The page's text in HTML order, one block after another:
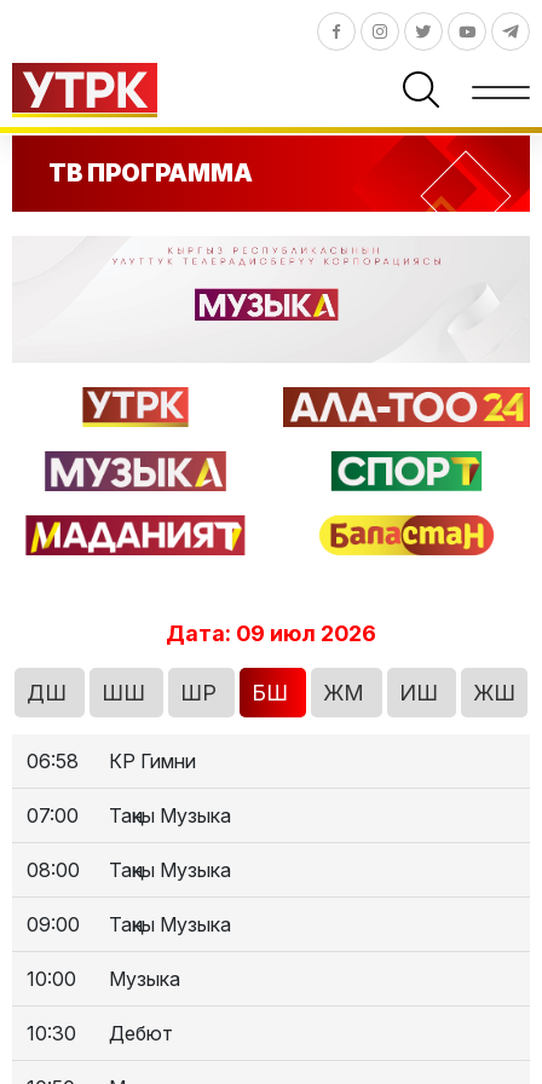
ТВ ПРОГРАММА
Дата: 09 июл 2026
ДШ ШШ ШР БШ ЖМ ИШ ЖШ
06:58 КР Гимни
07:00 Таңкы Музыка
08:00 Таңкы Музыка
09:00 Таңкы Музыка
10:00 Музыка
10:30 Дебют